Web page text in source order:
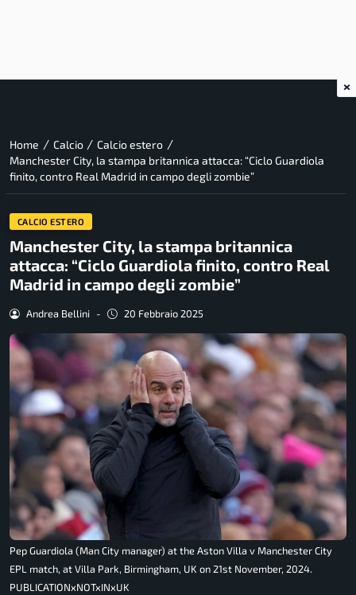
Home / Calcio / Calcio estero /
Manchester City, la stampa britannica attacca: “Ciclo Guardiola
finito, contro Real Madrid in campo degli zombie”
CALCIO ESTERO
Manchester City, la stampa britannica
attacca: “Ciclo Guardiola finito, contro Real
Madrid in campo degli zombie”
Andrea Bellini - 20 Febbraio 2025
Pep Guardiola (Man City manager) at the Aston Villa v Manchester City
EPL match, at Villa Park, Birmingham, UK on 21st November, 2024.
PUBLICATIONxNOTxINxUK
×